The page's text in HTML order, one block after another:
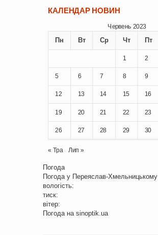
КАЛЕНДАР НОВИН
Червень 2023
Пн Вт Ср Чт Пт
1 2
5 6 7 8 9
12 13 14 15 16
19 20 21 22 23
26 27 28 29 30
« Тра Лип »
Погода
Погода у Переяслав-Хмельницькому
вологість:
тиск:
вітер:
Погода на sinoptik.ua